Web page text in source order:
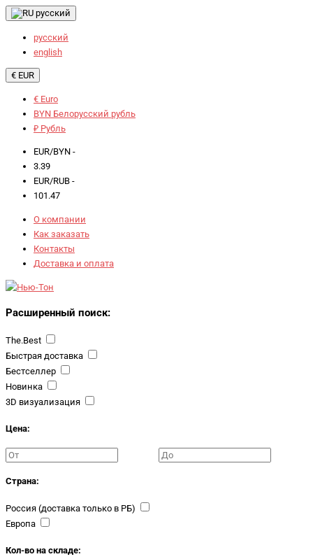
русский
русский
english
€ EUR
€ Euro
BYN Белорусский рубль
₽ Рубль
EUR/BYN -
3.39
EUR/RUB -
101.47
О компании
Как заказать
Контакты
Доставка и оплата
Расширенный поиск:
The.Best
Быстрая доставка
Бестселлер
Новинка
3D визуализация
Цена:
Страна:
Россия (доставка только в РБ)
Европа
Кол-во на складе: